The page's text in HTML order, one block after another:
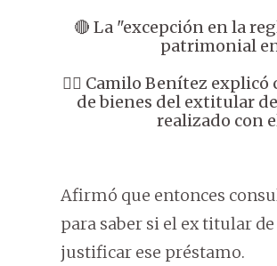
🔴 La "excepción en la
patrimonial
👉🏼 Camilo Benítez
de bienes del extitular
realizado con
Afirmó que entonces
para saber si el ex titular
justificar ese préstamo.